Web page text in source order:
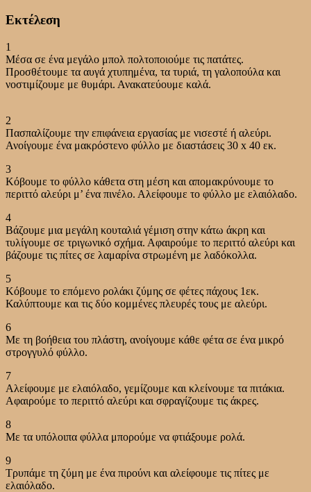
Εκτέλεση
1
Μέσα σε ένα μεγάλο μπολ πολτοποιούμε τις πατάτες.
Προσθέτουμε τα αυγά χτυπημένα, τα τυριά, τη γαλοπούλα και
νοστιμίζουμε με θυμάρι. Ανακατεύουμε καλά.
2
Πασπαλίζουμε την επιφάνεια εργασίας με νισεστέ ή αλεύρι.
Ανοίγουμε ένα μακρόστενο φύλλο με διαστάσεις 30 x 40 εκ.
3
Κόβουμε το φύλλο κάθετα στη μέση και απομακρύνουμε το
περιττό αλεύρι μ’ ένα πινέλο. Αλείφουμε το φύλλο με ελαιόλαδο.
4
Βάζουμε μια μεγάλη κουταλιά γέμιση στην κάτω άκρη και
τυλίγουμε σε τριγωνικό σχήμα. Αφαιρούμε το περιττό αλεύρι και
βάζουμε τις πίτες σε λαμαρίνα στρωμένη με λαδόκολλα.
5
Κόβουμε το επόμενο ρολάκι ζύμης σε φέτες πάχους 1εκ.
Καλύπτουμε και τις δύο κομμένες πλευρές τους με αλεύρι.
6
Με τη βοήθεια του πλάστη, ανοίγουμε κάθε φέτα σε ένα μικρό
στρογγυλό φύλλο.
7
Αλείφουμε με ελαιόλαδο, γεμίζουμε και κλείνουμε τα πιτάκια.
Αφαιρούμε το περιττό αλεύρι και σφραγίζουμε τις άκρες.
8
Με τα υπόλοιπα φύλλα μπορούμε να φτιάξουμε ρολά.
9
Τρυπάμε τη ζύμη με ένα πιρούνι και αλείφουμε τις πίτες με
ελαιόλαδο.